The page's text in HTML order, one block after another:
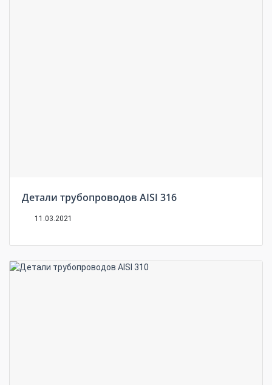
Детали трубопроводов AISI 316
11.03.2021